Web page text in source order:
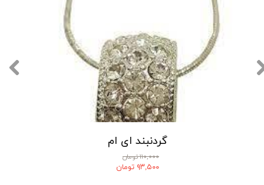
★★★★
گردنبند ای ام
۱۱۰,۰۰۰ تومان
۹۳,۵۰۰ تومان